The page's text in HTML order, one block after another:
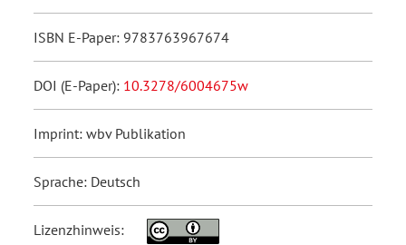
ISBN E-Paper: 9783763967674
DOI (E-Paper): 10.3278/6004675w
Imprint: wbv Publikation
Sprache: Deutsch
Lizenzhinweis: